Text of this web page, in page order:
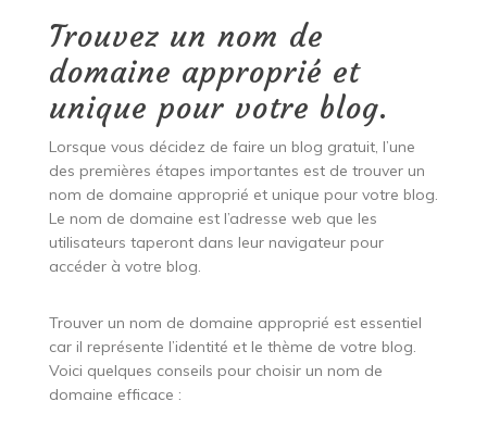
Trouvez un nom de
domaine approprié et
unique pour votre blog.
Lorsque vous décidez de faire un blog gratuit, l’une
des premières étapes importantes est de trouver un
nom de domaine approprié et unique pour votre blog.
Le nom de domaine est l’adresse web que les
utilisateurs taperont dans leur navigateur pour
accéder à votre blog.
Trouver un nom de domaine approprié est essentiel
car il représente l’identité et le thème de votre blog.
Voici quelques conseils pour choisir un nom de
domaine efficace :